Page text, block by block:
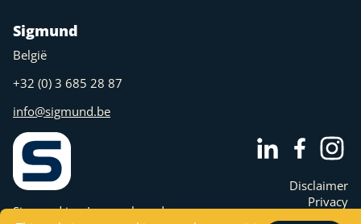
Sigmund
België
+32 (0) 3 685 28 87
info@sigmund.be
Sigmund is a Juny nv brand.
Disclaimer
Privacy
Cookies